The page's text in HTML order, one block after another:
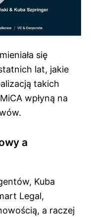
się
lat, jakie
takich
wpłyną na
a
Kuba
Legal,
a raczej